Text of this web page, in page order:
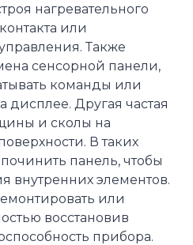
нагревательного
или
Также
сенсорной панели,
команды или
Другая частая
и сколы на
В таких
панель, чтобы
внутренних элементов.
или
восстановив
прибора.